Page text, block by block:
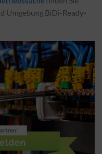
Umgebung BiDi-Ready-